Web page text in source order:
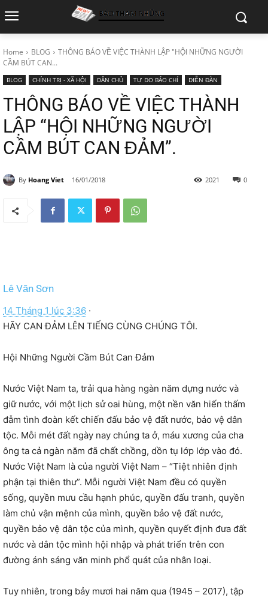
Home BLOG
THÔNG BÁO VỀ VIỆC THÀNH LẬP "HỘI NHỮNG NGƯỜI
CẦM BÚT CAN...
BLOG CHÍNH TRỊ - XÃ HỘI DÂN CHỦ TỰ DO BÁO CHÍ DIỄN ĐÀN
THÔNG BÁO VỀ VIỆC THÀNH
LẬP “HỘI NHỮNG NGƯỜI
CẦM BÚT CAN ĐẢM”.
By Hoang Viet 16/01/2018 0
2021
Lê Văn Sơn
14 Tháng 1 lúc 3:36 ·
HÃY CAN ĐẢM LÊN TIẾNG CÙNG CHÚNG TÔI.
Hội Những Người Cầm Bút Can Đảm
Nước Việt Nam ta, trải qua hàng ngàn năm dựng nước và
giữ nước, với một lịch sử oai hùng, một nền văn hiến thấm
đẫm tình đoàn kết chiến đấu bảo vệ đất nước, bảo vệ dân
tộc. Mỗi mét đất ngày nay chúng ta ở, máu xương của cha
ông ta cả ngàn năm đã chất chồng, dồn tụ lớp lớp vào đó.
Nước Việt Nam là của người Việt Nam – “Tiệt nhiên định
phận tại thiên thư”. Mỗi người Việt Nam đều có quyền
sống, quyền mưu cầu hạnh phúc, quyền đấu tranh, quyền
làm chủ vận mệnh của mình, quyền bảo vệ đất nước,
quyền bảo vệ dân tộc của mình, quyền quyết định đưa đất
nước và dân tộc mình hội nhập và phát triển trên con
đường ánh sáng văn minh phổ quát của nhân loại.
Tuy nhiên, trong bảy mươi hai năm qua (1945 – 2017), tập